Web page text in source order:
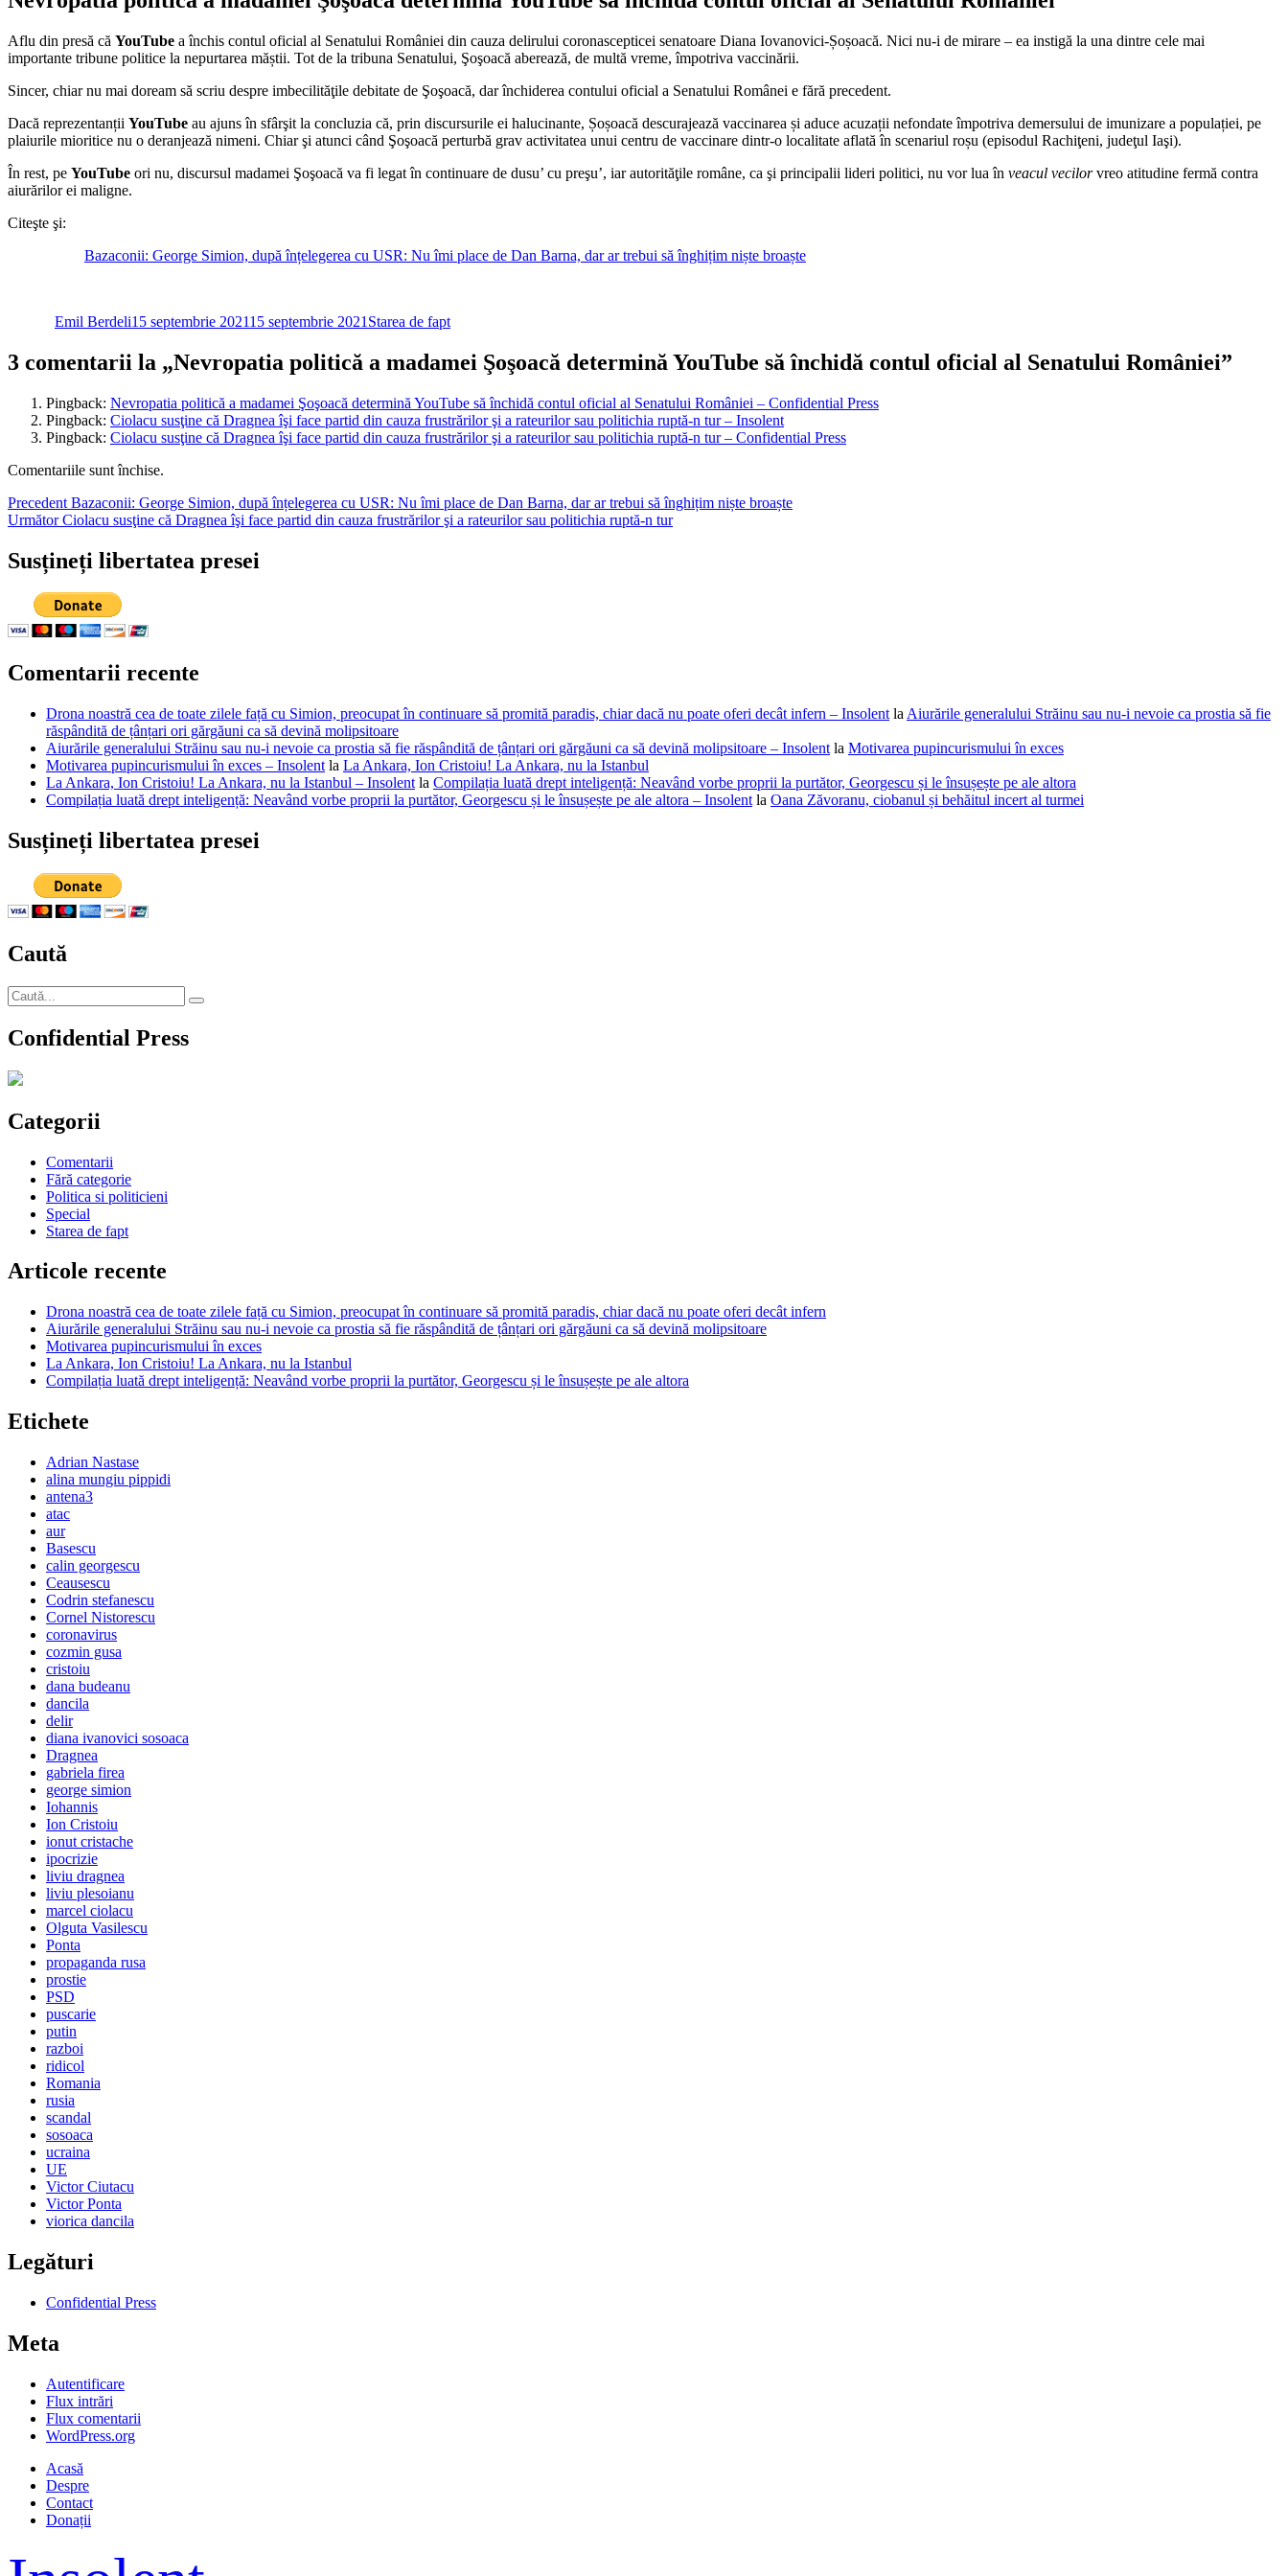
Aflu din presă că YouTube a închis contul oficial al Senatului României din cauza delirului coronascepticei senatoare Diana Iovanovici-Șoșoacă. Nici nu-i de mirare – ea instigă la una dintre cele mai
importante tribune politice la nepurtarea măștii. Tot de la tribuna Senatului, Şoşoacă aberează, de multă vreme, împotriva vaccinării.
Sincer, chiar nu mai doream să scriu despre imbecilităţile debitate de Şoşoacă, dar închiderea contului oficial a Senatului Românei e fără precedent.
Dacă reprezentanții YouTube au ajuns în sfârşit la concluzia că, prin discursurile ei halucinante, Șoșoacă descurajează vaccinarea și aduce acuzații nefondate împotriva demersului de imunizare a populației, pe
plaiurile mioritice nu o deranjează nimeni. Chiar şi atunci când Şoşoacă perturbă grav activitatea unui centru de vaccinare dintr-o localitate aflată în scenariul roșu (episodul Rachiţeni, judeţul Iaşi).
În rest, pe YouTube ori nu, discursul madamei Şoşoacă va fi legat în continuare de dusu’ cu preşu’, iar autorităţile române, ca şi principalii lideri politici, nu vor lua în veacul vecilorvreo atitudine fermă contra
aiurărilor ei maligne.
Citeşte şi:
Bazaconii: George Simion, după înțelegerea cu USR: Nu îmi place de Dan Barna, dar ar trebui să înghițim niște broaște
Emil Berdeli15 septembrie 202115 septembrie 2021 Starea de fapt
3 comentarii la „Nevropatia politică a madamei Şoşoacă determină YouTube să închidă contul oficial al Senatului României”
Pingback: Nevropatia politică a madamei Şoşoacă determină YouTube să închidă contul oficial al Senatului României – Confidential Press
Pingback: Ciolacu susţine că Dragnea îşi face partid din cauza frustrărilor şi a rateurilor sau politichia ruptă-n tur – Insolent
Pingback: Ciolacu susţine că Dragnea îşi face partid din cauza frustrărilor şi a rateurilor sau politichia ruptă-n tur – Confidential Press
Comentariile sunt închise.
Navigare
în
articole
Precedent Articolul
anterior:
Bazaconii: George Simion, după înțelegerea cu USR: Nu îmi place de Dan Barna, dar ar trebui să înghițim niște broaște
Următor Articolul
Ciolacu susţine că Dragnea îşi face partid din cauza frustrărilor şi a rateurilor sau politichia ruptă-n tur
Susțineți libertatea presei
Comentarii recente
Drona noastră cea de toate zilele față cu Simion, preocupat în continuare să promită paradis, chiar dacă nu poate oferi decât infern – Insolent la Aiurările generalului Străinu sau nu-i nevoie ca prostia să fie
răspândită de țânțari ori gărgăuni ca să devină molipsitoare
Aiurările generalului Străinu sau nu-i nevoie ca prostia să fie răspândită de țânțari ori gărgăuni ca să devină molipsitoare – Insolent la Motivarea pupincurismului în exces
Motivarea pupincurismului în exces – Insolent la La Ankara, Ion Cristoiu! La Ankara, nu la Istanbul
La Ankara, Ion Cristoiu! La Ankara, nu la Istanbul – Insolent la Compilația luată drept inteligență: Neavând vorbe proprii la purtător, Georgescu și le însușește pe ale altora
Compilația luată drept inteligență: Neavând vorbe proprii la purtător, Georgescu și le însușește pe ale altora – Insolent la Oana Zăvoranu, ciobanul și behăitul incert al turmei
Susțineți libertatea presei
Caută
Caută
după:
Căutare
Confidential Press
Categorii
Comentarii
Fără categorie
Politica si politicieni
Special
Starea de fapt
Articole recente
Drona noastră cea de toate zilele față cu Simion, preocupat în continuare să promită paradis, chiar dacă nu poate oferi decât infern
Aiurările generalului Străinu sau nu-i nevoie ca prostia să fie răspândită de țânțari ori gărgăuni ca să devină molipsitoare
Motivarea pupincurismului în exces
La Ankara, Ion Cristoiu! La Ankara, nu la Istanbul
Compilația luată drept inteligență: Neavând vorbe proprii la purtător, Georgescu și le însușește pe ale altora
Etichete
Adrian Nastase
alina mungiu pippidi
antena3
atac
aur
Basescu
calin georgescu
Ceausescu
Codrin stefanescu
Cornel Nistorescu
coronavirus
cozmin gusa
cristoiu
dana budeanu
dancila
delir
diana ivanovici sosoaca
Dragnea
gabriela firea
george simion
Iohannis
Ion Cristoiu
ionut cristache
ipocrizie
liviu dragnea
liviu plesoianu
marcel ciolacu
Olguta Vasilescu
Ponta
propaganda rusa
prostie
PSD
puscarie
putin
razboi
ridicol
Romania
rusia
scandal
sosoaca
ucraina
UE
Victor Ciutacu
Victor Ponta
viorica dancila
Legături
Confidential Press
Meta
Autentificare
Flux intrări
Flux comentarii
WordPress.org
Acasă
Despre
Contact
Donații